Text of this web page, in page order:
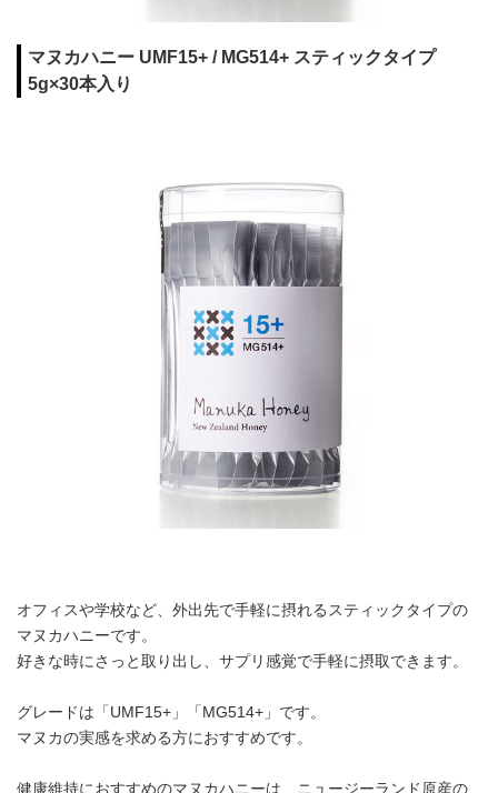
マヌカハニー UMF15+ / MG514+ スティックタイプ
5g×30本入り
オフィスや学校など、外出先で手軽に摂れるスティックタイプの
マヌカハニーです。
好きな時にさっと取り出し、サプリ感覚で手軽に摂取できます。
グレードは「UMF15+」「MG514+」です。
マヌカの実感を求める方におすすめです。
健康維持におすすめのマヌカハニーは、ニュージーランド原産の